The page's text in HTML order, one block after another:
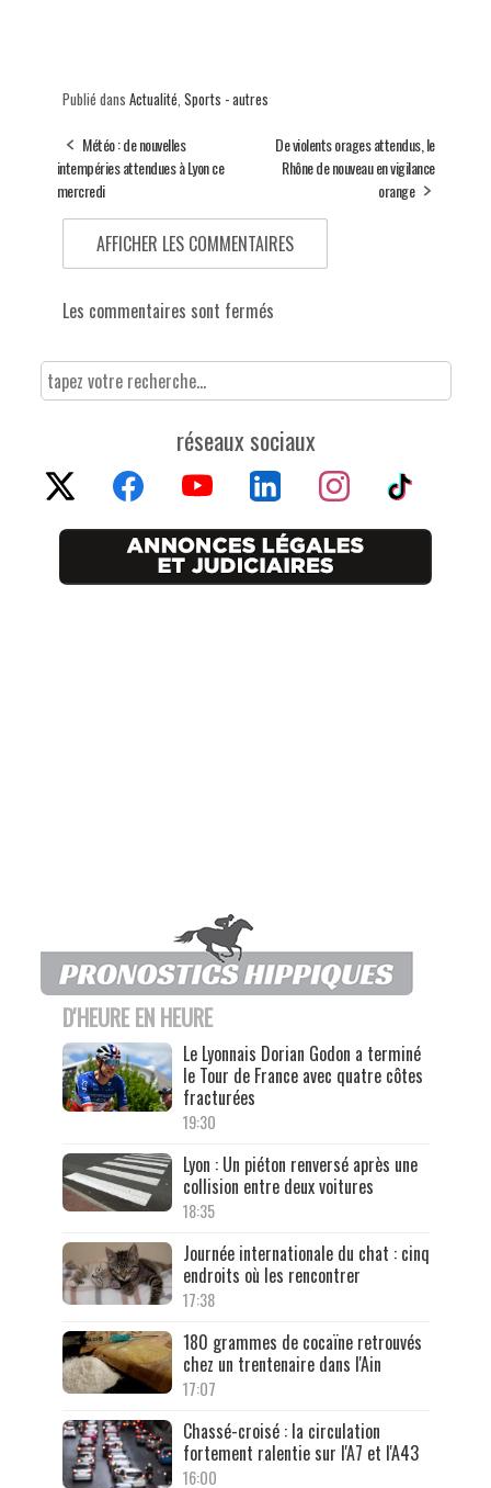
Publié dans Actualité, Sports - autres
Météo : de nouvelles
intempéries attendues à Lyon ce
mercredi
De violents orages attendus, le
Rhône de nouveau en vigilance
orange
AFFICHER LES COMMENTAIRES
Les commentaires sont fermés
réseaux sociaux
D'HEURE EN HEURE
Le Lyonnais Dorian Godon a terminé
le Tour de France avec quatre côtes
fracturées
19:30
Lyon : Un piéton renversé après une
collision entre deux voitures
18:35
Journée internationale du chat : cinq
endroits où les rencontrer
17:38
180 grammes de cocaïne retrouvés
chez un trentenaire dans l'Ain
17:07
Chassé-croisé : la circulation
fortement ralentie sur l'A7 et l'A43
16:00